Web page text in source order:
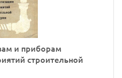
и приборам
строительной